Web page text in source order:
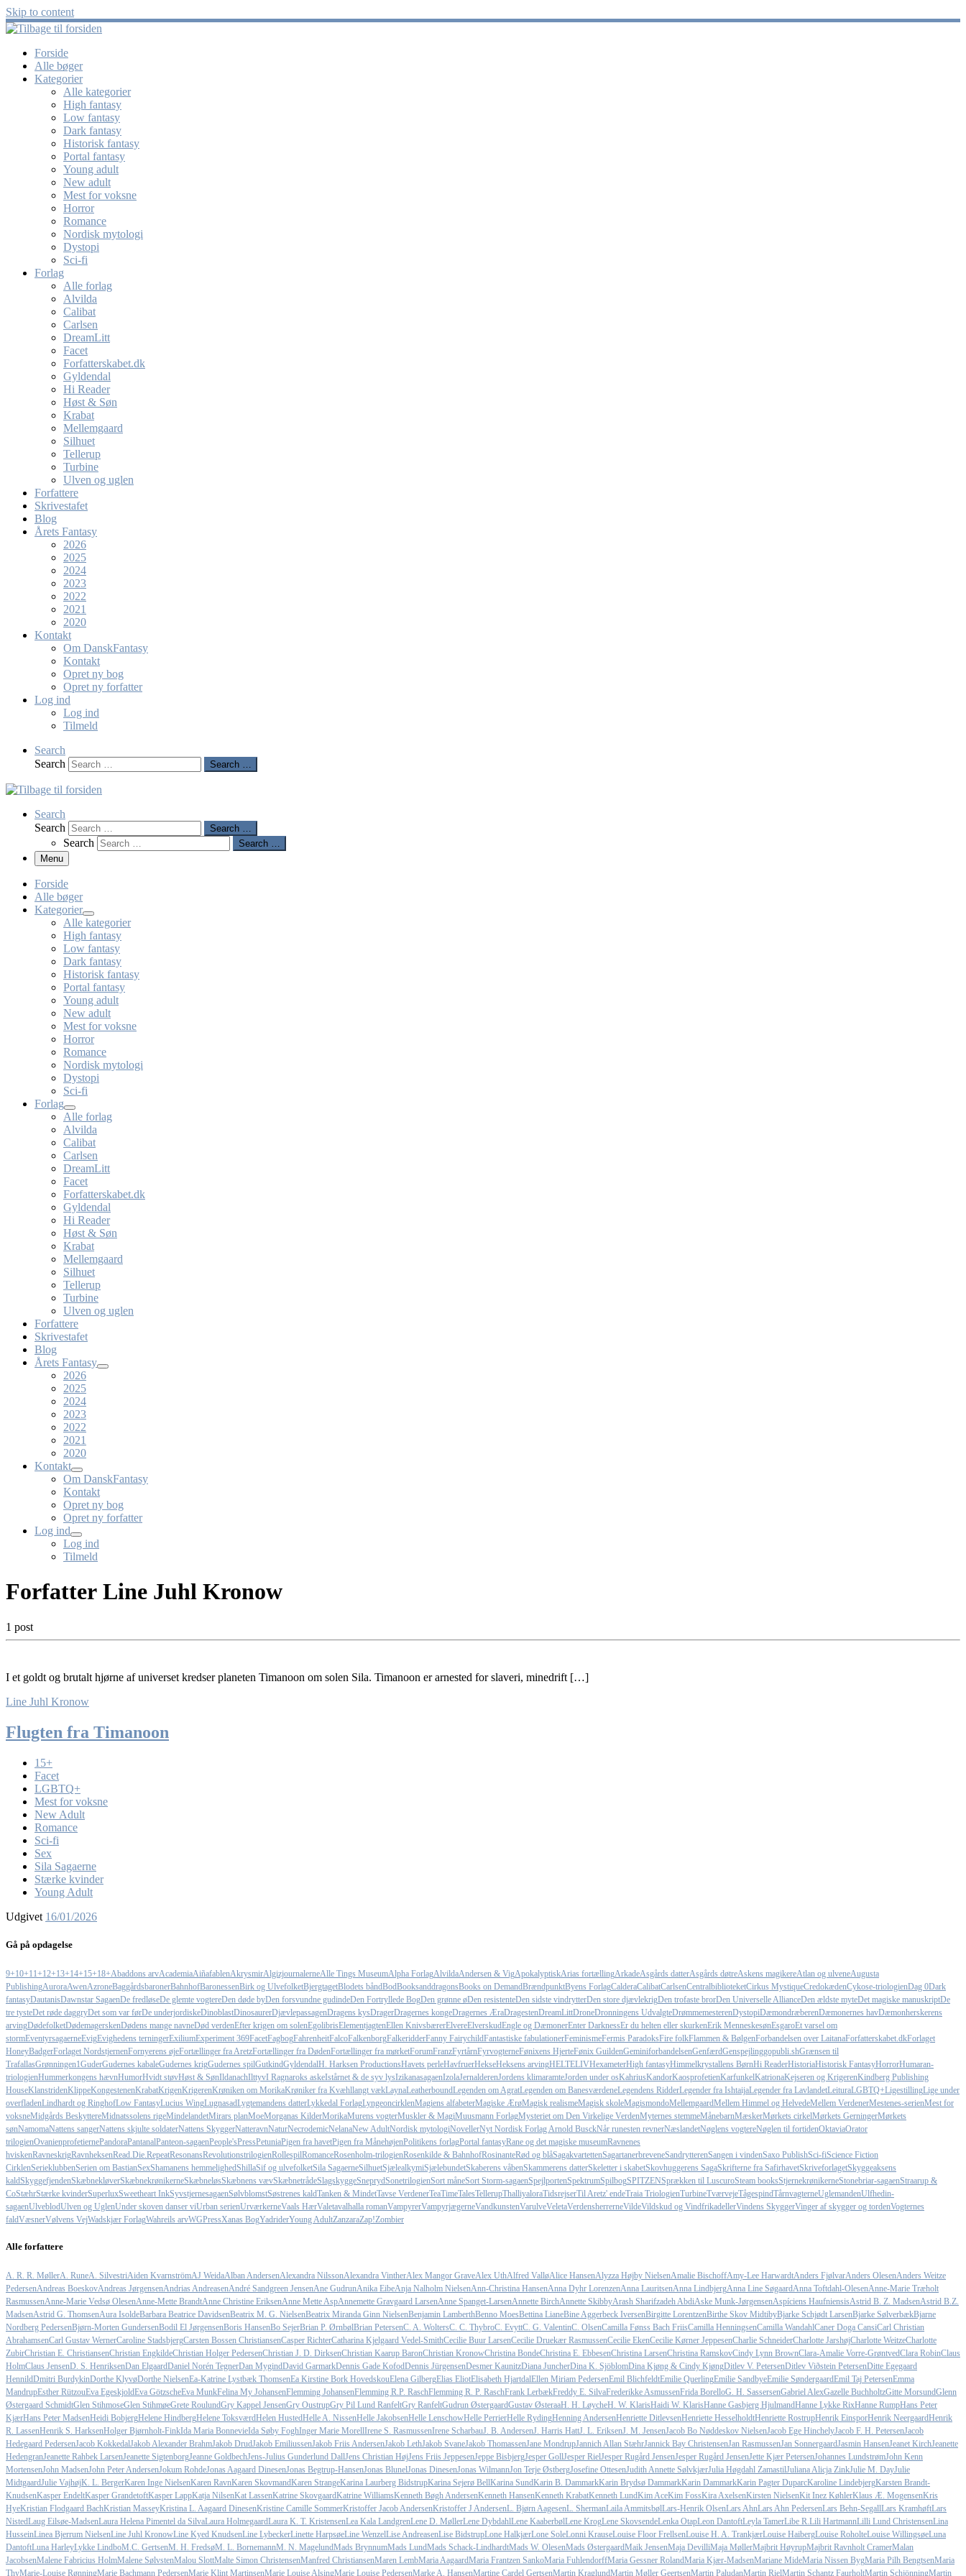
Skip to content
Forside
Alle bøger
Kategorier
Alle kategorier
High fantasy
Low fantasy
Dark fantasy
Historisk fantasy
Portal fantasy
Young adult
New adult
Mest for voksne
Horror
Romance
Nordisk mytologi
Dystopi
Sci-fi
Forlag
Alle forlag
Alvilda
Calibat
Carlsen
DreamLitt
Facet
Forfatterskabet.dk
Gyldendal
Hi Reader
Høst & Søn
Krabat
Mellemgaard
Silhuet
Tellerup
Turbine
Ulven og uglen
Forfattere
Skrivestafet
Blog
Årets Fantasy
2026
2025
2024
2023
2022
2021
2020
Kontakt
Om DanskFantasy
Kontakt
Opret ny bog
Opret ny forfatter
Log ind
Log ind
Tilmeld
Search
Search
Search …
Search
Search
Search …
Search
Search …
Menu
Forside
Alle bøger
Kategorier
Alle kategorier
High fantasy
Low fantasy
Dark fantasy
Historisk fantasy
Portal fantasy
Young adult
New adult
Mest for voksne
Horror
Romance
Nordisk mytologi
Dystopi
Sci-fi
Forlag
Alle forlag
Alvilda
Calibat
Carlsen
DreamLitt
Facet
Forfatterskabet.dk
Gyldendal
Hi Reader
Høst & Søn
Krabat
Mellemgaard
Silhuet
Tellerup
Turbine
Ulven og uglen
Forfattere
Skrivestafet
Blog
Årets Fantasy
2026
2025
2024
2023
2022
2021
2020
Kontakt
Om DanskFantasy
Kontakt
Opret ny bog
Opret ny forfatter
Log ind
Log ind
Tilmeld
Forfatter Line Juhl Kronow
1 post
I et goldt og brutalt hjørne af universet kredser planeten Timanoon om solen Sila. Timanoon er arnested for slaveri, minedrift […]
Line Juhl Kronow
Flugten fra Timanoon
15+
Facet
LGBTQ+
Mest for voksne
New Adult
Romance
Sci-fi
Sex
Sila Sagaerne
Stærke kvinder
Young Adult
Udgivet 16/01/2026
Gå på opdagelse
9+10+11+12+13+14+15+18+Abaddons arvAcademiaAiñafablenAkrysmirAlgizjournalerneAlle Tings MuseumAlpha ForlagAlvildaAndersen & VigApokalyptiskArias fortællingArkadeAsgårds datterAsgårds døtreAskens magikereAtlan og ulveneAugusta
PublishingAuroraAwenAzroneBaggårdsbaronerBahnhofBaronessenBirk og UlvefolketBjergtagetBlodets båndBodBooksanddragonsBooks on DemandBrændpunktByens ForlagCalderaCalibatCarlsenCentralbiblioteketCirkus MystiqueCredokædenCykose-triologienDag 0Dark
fantasyDautanisDawnstar SagaenDe fredløseDe glemte vogtereDen døde byDen forsvundne gudindeDen Fortryllede BogDen grønne øDen resistenteDen sidste vindrytterDen store djævlekrigDen trofaste brorDen Universelle AllianceDen ældste myteDet magiske manuskriptDe
tre tysteDet røde daggryDet som var førDe underjordiskeDinoblastDinosaurerDjævlepassagenDragens kysDragerDragernes kongeDragernes ÆraDragestenDreamLittDroneDronningens UdvalgteDrømmemesterenDystopiDæmondræberenDæmonernes havDæmonherskerens
arvingDødefolketDødemagerskenDødens mange navneDød verdenEfter krigen om solenEgolibrisElementjagtenEllen KnivsbærerElvereElverskudEngle og DæmonerEnter DarknessEr du helten eller skurkenErik MenneskesønEsgaroEt varsel om
stormEventyrsagaerneEvigEvighedens terningerExiliumExperiment 369FacetFagbogFahrenheitFalcoFalkenborgFalkeridderFanny FairychildFantastiske fabulationerFeminismeFermis ParadoksFire folkFlammen & BølgenForbandelsen over LaitanaForfatterskabet.dkForlaget
HoneyBadgerForlaget NordstjernenFornyerens øjeFortællinger fra AretzFortællinger fra DødenFortællinger fra mørketForumFranzFyrtårnFyrvogterneFønixens HjerteFønix GuildenGeminiforbandelsenGenfærdGenspejlinggopubli.shGrænsen til
TrafallasGrønningen1GuderGudernes kabaleGudernes krigGudernes spilGutkindGyldendalH. Harksen ProductionsHavets perleHavfruerHekseHeksens arvingHELTELIVHexameterHigh fantasyHimmelkrystallens BørnHi ReaderHistoriaHistorisk FantasyHorrorHumaran-
triologienHummerkongens hævnHumorHvidt støvHøst & SønIldanachIlttyvI Ragnaroks askeIstårnet & de syv lysIzikanasagaenIzolaJernalderenJordens klimaramteJorden under osKahriusKandorKaosprofetienKarfunkelKatrionaKejseren og KrigerenKindberg Publishing
HouseKlanstridenKlippeKongestenenKrabatKrigenKrigerenKrøniken om MorikaKrøniker fra Kvæhllangt vækLaynaLeatherboundLegenden om AgratLegenden om BanesværdeneLegendens RidderLegender fra IshtaijaLegender fra LavlandetLeituraLGBTQ+LigestillingLige under
overfladenLindhardt og RinghofLow FantasyLucius WingLugnasadLygtemandens datterLykkedal ForlagLyngeoncirklenMagiens alfabeterMagiske ÆrøMagisk realismeMagisk skoleMagismondoMellemgaardMellem Himmel og HelvedeMellem VerdenerMestenes-serienMest for
voksneMidgårds BeskyttereMidnatssolens rigeMindelandetMirars planMoeMorganas KilderMorikaMurens vogterMuskler & MagiMuusmann ForlagMysteriet om Den Virkelige VerdenMyternes stemmeMånebarnMæskerMørkets cirkelMørkets GerningerMørkets
sønNamomaNattens sangerNattens skjulte soldaterNattens SkyggerNatteravnNaturNecrodemicNelanaNew AdultNordisk mytologiNovellerNyt Nordisk Forlag Arnold BusckNår runesten revnerNæslandetNøglens vogtereNøglen til fortidenOktaviaOrator
trilogienOvanienprofetiernePandoraPantanalPanteon-sagaenPeople'sPressPetuniaPigen fra havetPigen fra MånehøjenPolitikens forlagPortal fantasyRane og det magiske museumRavnenes
hviskenRavneskrigRavnheksenRead.Die.RepeatResonansRevolutionstrilogienRollespilRomanceRosenholm-trilogienRosenkilde & BahnhofRosinanteRød og blåSagakvartettenSagartanerbreveneSandrytterenSangen i vindenSaxo PublishSci-fiScience Fiction
CirklenSerieklubbenSerien om BastianSexShamanens hemmelighedShillaSif og ulvefolketSila SagaerneSilhuetSjælealkymiSjælebundetSkaberens våbenSkammerens datterSkeletter i skabetSkovhuggerens SagaSkrifterne fra SafirhavetSkriveforlagetSkyggeaksens
kaldSkyggefjendenSkæbnekløverSkæbnekrønikerneSkæbneløsSkæbnens vævSkæbnetrådeSlagskyggeSneprydSonetrilogienSort måneSort Storm-sagaenSpejlportenSpektrumSpilbogSPITZENSprækken til LuscuroSteam booksStjernekrønikerneStonebriar-sagaenStraarup &
CoStæhrStærke kvinderSuperluxSweetheart InkSyvstjernesagaenSølvblomstSøstrenes kaldTanken & MindetTavse VerdenerTeaTimeTalesTellerupThalliyaloraTidsrejserTil Aretz' endeTraia TriologienTurbineTværvejeTågespindTårnvagterneUglemandenUlfhedin-
sagaenUlveblodUlven og UglenUnder skoven danser viUrban serienUrværkerneVaals HærValetavalhalla romanVampyrerVampyrjægerneVandkunstenVarulveVeletaVerdensherrerneVildeVildskud og VindfrikadellerVindens SkyggerVinger af skygger og tordenVogternes
faldVæsnerVølvens VejWadskjær ForlagWahreils arvWGPressXanas BogYadriderYoung AdultZanzaraZap!Zombier
Alle forfattere
A. R. R. MøllerA. RuneA. SilvestriAiden KvarnströmAJ WeidaAlban AndersenAlexandra NilssonAlexandra VintherAlex Mangor GraveAlex UthAlfred ValløAlice HansenAlyzza Højby NielsenAmalie BischoffAmy-Lee HarwardtAnders FjølvarAnders OlesenAnders Weitze
PedersenAndreas BoeskovAndreas JørgensenAndrias AndreasenAndré Sandgreen JensenAne GudrunAnika EibeAnja Nalholm NielsenAnn-Christina HansenAnna Dyhr LorenzenAnna LauritsenAnna LindbjergAnna Line SøgaardAnna Toftdahl-OlesenAnne-Marie Træholt
RasmussenAnne-Marie Vedsø OlesenAnne-Mette BrandtAnne Christine EriksenAnne Mette AspAnnemette Gravgaard LarsenAnne Spanget-LarsenAnnette BirchAnnette SkibbyArash Sharifzadeh AbdiAske Munk-JørgensenAspíciens HaufniensisAstrid B. Z. MadsenAstrid B.Z.
MadsenAstrid G. ThomsenAura IsoldeBarbara Beatrice DavidsenBeatrix M. G. NielsenBeatrix Miranda Ginn NielsenBenjamin LamberthBenno MoesBettina LianeBine Aggerbeck IversenBirgitte LorentzenBirthe Skov MidtibyBjarke Schjødt LarsenBjarke SølverbækBjarne
Nordberg PedersenBjørn-Morten GundersenBodil El JørgensenBoris HansenBo SejerBrian P. ØrnbølBrian PetersenC. A. WoltersC. C. ThybroC. EvyttC. G. ValentinC. OlsenCamilla Fønss Bach FriisCamilla HenningsenCamilla WandahlCaner Doga CansiCarl Christian
AbrahamsenCarl Gustav WernerCaroline StadsbjergCarsten Bossen ChristiansenCasper RichterCatharina Kjelgaard Vedel-SmithCecilie Buur LarsenCecilie Druekær RasmussenCecilie EkenCecilie Kørner JeppesenCharlie SchneiderCharlotte JarshøjCharlotte WeitzeCharlotte
ZubirChristian E. ChristiansenChristian EngkildeChristian Holger PedersenChristian J. D. DirksenChristian Kaarup BaronChristian KronowChristina BondeChristina E. EbbesenChristina LarsenChristina RamskovCindy Lynn BrownClara-Amalie Vorre-GrøntvedClara RobinClaus
HolmClaus JensenD. S. HenriksenDan ElgaardDaniel Norén TegnerDan MygindDavid GarmarkDennis Gade KofodDennis JürgensenDesmer KaunitzDiana JuncherDina K. SjöblomDina Kjøng & Cindy KjøngDitlev V. PetersenDitlev Viðstein PetersenDitte Egegaard
HennildDmitri BurdykinDorthe KlyvøDorthe NielsenEa-Katrine Lystbæk ThomsenEa Kirstine Bork HovedskouElena GilbergElias EliotElisabeth HjartdalEllen Miriam PedersenEmil BlichfeldtEmilie QuerlingEmilie SandbyeEmilie SøndergaardEmil Taj PetersenEmma
MandrupEsther RützouEva EgeskjoldEva GötzscheEva MunkFelina My JohansenFlemming JohansenFlemming R.P. RaschFlemming R. P. RaschFrank LerbækFreddy E. SilvaFrederikke AsmussenFrida BorelloG. H. SassersenGabriel AlexGazelle BuchholtzGitte MorsundGlenn
Østergaard SchmidtGlen StihmoseGlen StihmøeGrete RoulundGry Kappel JensenGry OustrupGry Pil Lund RanfeltGry RanfeltGudrun ØstergaardGustav ØsteraaH. H. LøycheH. W. KlarisHaidi W. KlarisHanne Gasbjerg HjulmandHanne Lykke RixHanne RumpHans Peter
KjærHans Peter MadsenHeidi BobjergHelene HindbergHelene ToksværdHelen HustedHelle A. NissenHelle JakobsenHelle LenschowHelle PerrierHelle RydingHenning AndersenHenriette DitlevsenHenriette HesselholdtHenriette RostrupHenrik EinsporHenrik NeergaardHenrik
R. LassenHenrik S. HarksenHolger Bjørnholt-FinkIda Maria BonnevieIda Søby FoghInger Marie MorellIrene S. RasmussenIrene ScharbauJ. B. AndersenJ. Harris HattJ. L. EriksenJ. M. JensenJacob Bo Nøddeskov NielsenJacob Ege HinchelyJacob F. H. PetersenJacob
Hedegaard PedersenJacob KokkedalJakob Alexander BrahmJakob DrudJakob EmiliussenJakob Friis AndersenJakob LethJakob SvaneJakob ThomassenJane MondrupJannich Allan StæhrJannick Bay ChristensenJan RasmussenJan SonnergaardJasmin HansenJeanet KirchJeanette
HedengranJeanette Rahbek LarsenJeanette SigtenborgJeanne GoldbechJens-Julius Gunderlund DallJens Christian HøjJens Friis JeppesenJeppe BisbjergJesper GollJesper RielJesper Rugård JensenJesper Rugård JensenJette Kjær PetersenJohannes LundstrømJohn Kenn
MortensenJohn MadsenJohn Peter AndersenJokum RohdeJonas Aagaard DinesenJonas Begtrup-HansenJonas BlunelJonas DinesenJonas WilmannJon Terje ØstbergJosefine OttesenJudith Annette SølvkjærJulia Høgdahl ZamastilJuliana Alicja ZinkJulie M. DayJulie
MidtgaardJulie VajhøjK. L. BergerKaren Inge NielsenKaren RavnKaren SkovmandKaren StrangeKarina Laurberg BidstrupKarina Sejerø BellKarina SundKarin B. DammarkKarin Brydsø DammarkKarin DammarkKarin Pagter DuparcKaroline LindebjergKarsten Brandt-
KnudsenKasper EndeltKasper GrandetoftKasper LappKatja NilsenKat LassenKatrine SkovgaardKatrine WilliamsKenneth Bøgh AndersenKenneth HansenKenneth KrabatKenneth LundKim AceKim FossKira AxelsenKirsten NielsenKit Inez KøhlerKlaus Æ. MogensenKris
HyeKristian Flodgaard BachKristian MasseyKristina L. Aagaard DinesenKristine Camille SommerKristoffer Jacob AndersenKristoffer J AndersenL. Bjørn AagesenL. ShermanLaila AmmitsbølLars-Henrik OlsenLars AhnLars Ahn PedersenLars Behn-SegallLars KramhøftLars
NistedLaug Eilsøe-MadsenLaura Helena Pimentel da SilvaLaura HolmegaardLaura K. T. KristensenLea Kala LandgrenLene D. MøllerLene DybdahlLene KaaberbølLene KrogLene SkovsendeLenka OtapLeon DantoftLeyla TamerLibe R.Lili HartmannLilli Lund ChristensenLina
HusseinLinea Bjerrum NielsenLine Juhl KronowLine Kyed KnudsenLine LybeckerLinette HarpsøeLine WenzelLise AndreasenLise BidstrupLone HalkjærLone SoleLonni KrauseLouise Floor FrellsenLouise H. A. TrankjærLouise HaibergLouise RoholteLouise WillingsøeLuna
DantoftLuna HarleyLykke LindboM.C. GertsenM. H. FredsøM. L. BornemannM. N. MagelundMads BrynnumMads LundMads Schack-LindhardtMads W. OlesenMads ØstergaardMaik JensenMaja DevilliMaja MøllerMajbrit HøyrupMajbrit Ravnholt CramerMalan
JacobsenMalene Fabricius HolmMalene SølvstenMalou SlottMalte Simon ChristensenManfred ChristiansenMaren LembMaria AagaardMaria Frantzen SankoMaria FuhlendorffMaria Gessner RolandMaria Kjær-MadsenMariane MideMaria Nissen BygMaria Pilh BengtsenMaria
ThyMarie-Louise RønningMarie Bachmann PedersenMarie Klint MartinsenMarie Louise AlsingMarie Louise PedersenMarke A. HansenMartine Cardel GertsenMartin KraglundMartin Møller GeertsenMartin PaludanMartin RielMartin Schantz FaurholtMartin SchjönningMartin